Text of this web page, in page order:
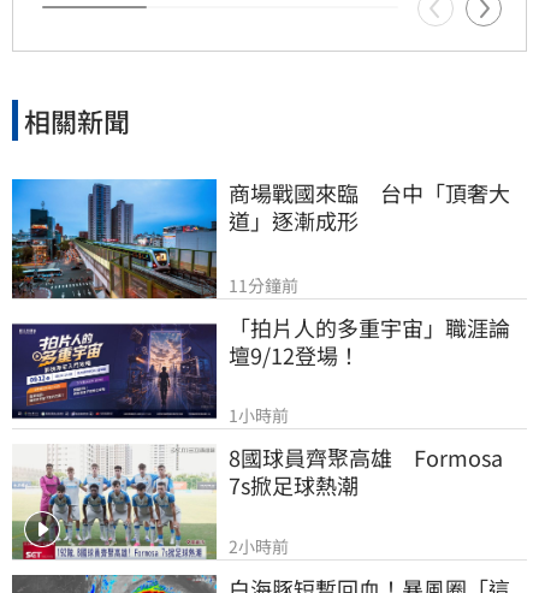
本尊嚴。此番言論引起廣大共鳴，呼籲大眾正視
網路言論責任，避免網路自由成為無限傷害他人
相關新聞
商場戰國來臨　台中「頂奢大
道」逐漸成形
11分鐘前
「拍片人的多重宇宙」職涯論
壇9/12登場！
1小時前
8國球員齊聚高雄　Formosa
7s掀足球熱潮
2小時前